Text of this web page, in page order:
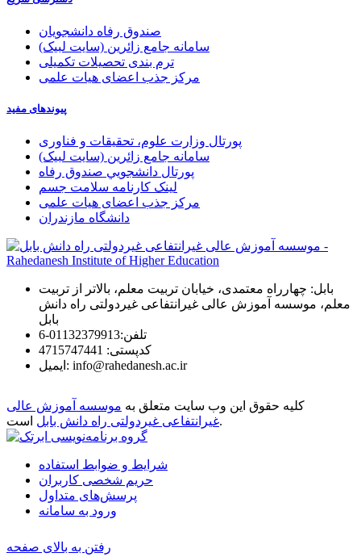
صندوق رفاه دانشجویان
سامانه جامع زائرین (سایت لبیک)
ترم بندی تحصیلات تکمیلی
مرکز جذب اعضای هیات علمی
پیوندهای مفید
پورتال وزارت علوم، تحقیقات و فناوری
سامانه جامع زائرین (سایت لبیک)
پورتال دانشجويي صندوق رفاه
لینک کارنامه سلامت جسم
مرکز جذب اعضای هیات علمی
دانشگاه مازندران
بابل: چهارراه معتمدی، خیابان تربیت معلم، بالاتر از تربیت
معلم، موسسه آموزش عالی غیرانتفاعی غیردولتی راه دانش
بابل
تلفن:01132379913-6
كدپستی: 4715747441
ایمیل: info@rahedanesh.ac.ir
کلیه حقوق این وب سایت متعلق به موسسه آموزش عالی
غیرانتفاعی غیردولتی راه دانش بابلاست.
شرایط و ضوابط استفاده
حریم شخصی کاربران
پرسش‌های متداول
ورود به سامانه
رفتن به بالای صفحه